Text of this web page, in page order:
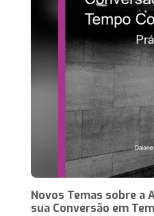
Novos Temas sobre a
sua Conversão em